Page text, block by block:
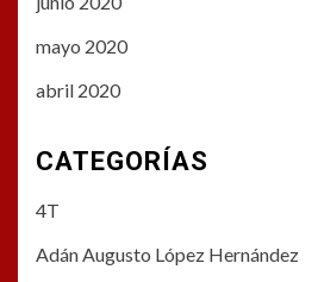
mayo 2020
abril 2020
CATEGORÍAS
4T
Adán Augusto López Hernández